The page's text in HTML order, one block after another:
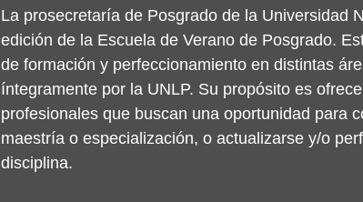
La prosecretaría de Posgrado de la Universidad
edición de la Escuela de Verano de Posgrado.
de formación y perfeccionamiento en distintas
íntegramente por la UNLP. Su propósito es
profesionales que buscan una oportunidad para
maestría o especialización, o actualizarse y/o
disciplina.